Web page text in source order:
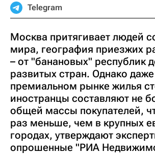
Telegram
Москва притягивает людей
мира, география приезжих
– от "банановых" республик
развитых стран. Однако
премиальном рынке жилья
иностранцы составляют не
общей массы покупателей,
раз меньше, чем в крупных
городах, утверждают
опрошенные "РИА